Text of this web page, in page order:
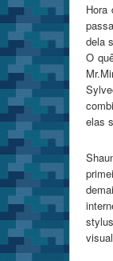
Hora
dela
O
elas